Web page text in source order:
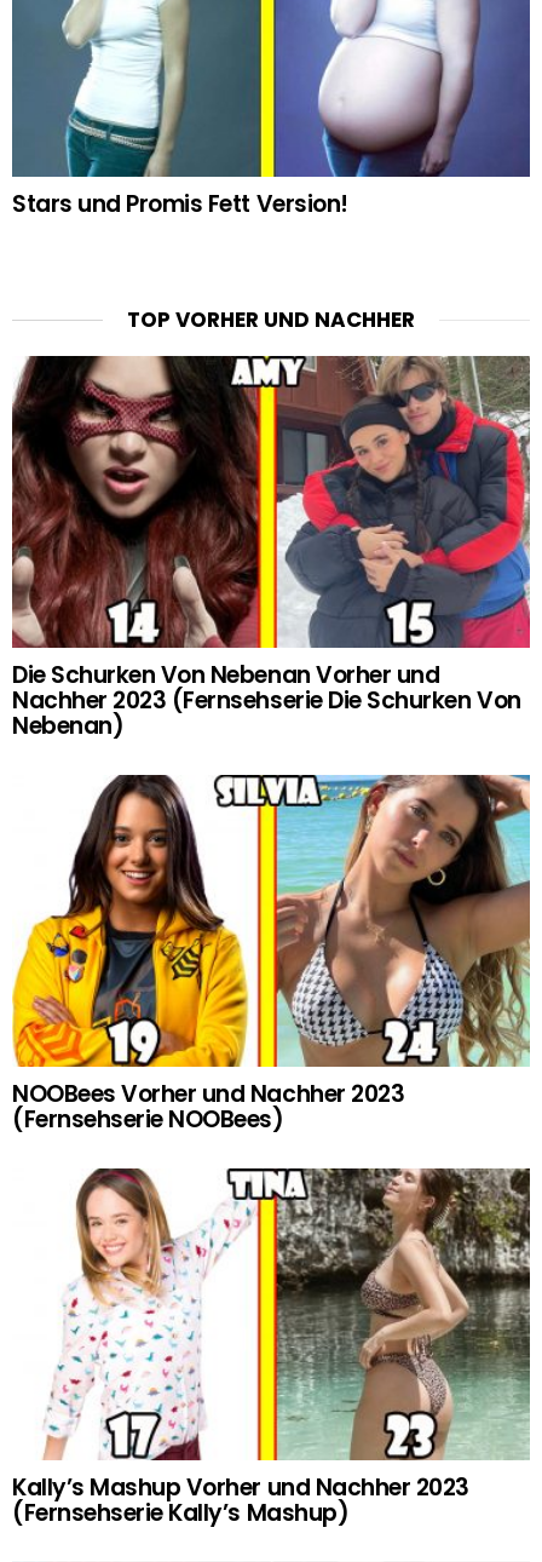
Stars und Promis Fett Version!
TOP VORHER UND NACHHER
Die Schurken Von Nebenan Vorher und
Nachher 2023 (Fernsehserie Die Schurken Von
Nebenan)
NOOBees Vorher und Nachher 2023
(Fernsehserie NOOBees)
Kally’s Mashup Vorher und Nachher 2023
(Fernsehserie Kally’s Mashup)